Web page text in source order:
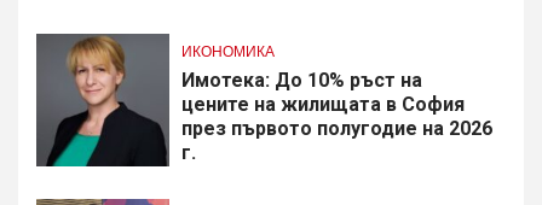
ИКОНОМИКА
Имотека: До 10% ръст на
цените на жилищата в София
през първото полугодие на 2026
г.